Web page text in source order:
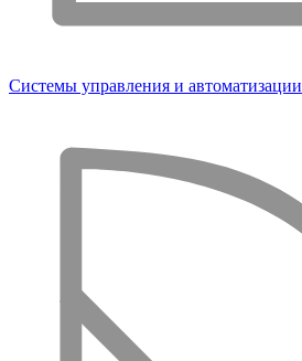
Системы управления и автоматизации